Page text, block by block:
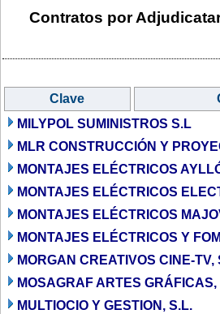
Contratos por
Clave
MILYPOL SUMINISTROS S.L
MLR CONSTRUCCIÓN Y
MONTAJES ELÉCTRICOS
MONTAJES ELÉCTRICOS
MONTAJES ELÉCTRICOS
MONTAJES ELÉCTRICOS Y
MORGAN CREATIVOS CINE-TV,
MOSAGRAF ARTES GRÁFICAS,
MULTIOCIO Y GESTION, S.L.